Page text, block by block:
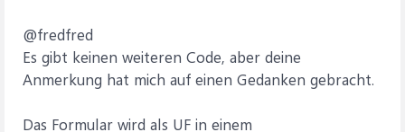
@fredfred
Es gibt keinen weiteren Code, aber deine
Anmerkung hat mich auf einen Gedanken gebracht.
Das Formular wird als UF in einem